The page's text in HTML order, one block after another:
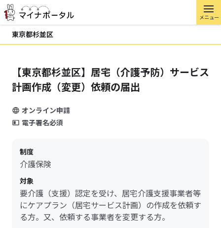
メニュー
東京都杉並区
【東京都杉並区】居宅（介護予防）サービス
計画作成（変更）依頼の届出
オンライン申請
電子署名必須
制度
介護保険
対象
要介護（支援）認定を受け、居宅介護支援事業者等
にケアプラン（居宅サービス計画）の作成を依頼す
る方。又、依頼する事業者を変更する方。